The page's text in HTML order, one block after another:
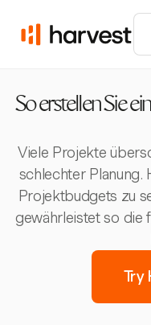
So erstellen Sie
Viele Projekte
schlechter Planung.
Projektbudgets zu
gewährleistet so die
Try